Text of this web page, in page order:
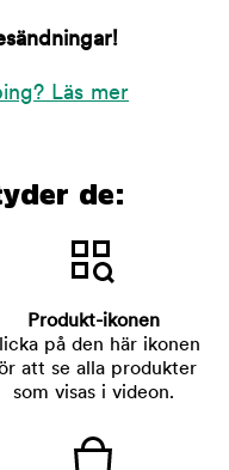
Läs mer
de:
Produkt-ikonen
på den här ikonen
att se alla produkter
som visas i videon.